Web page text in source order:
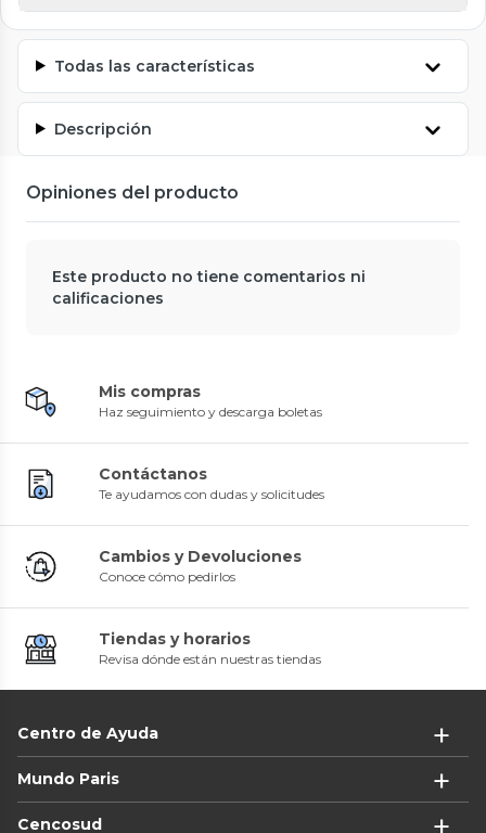
Todas las características
Descripción
Opiniones del producto
Este producto no tiene comentarios ni
calificaciones
Mis compras
Haz seguimiento y descarga boletas
Contáctanos
Te ayudamos con dudas y solicitudes
Cambios y Devoluciones
Conoce cómo pedirlos
Tiendas y horarios
Revisa dónde están nuestras tiendas
Centro de Ayuda
Mundo Paris
Cencosud